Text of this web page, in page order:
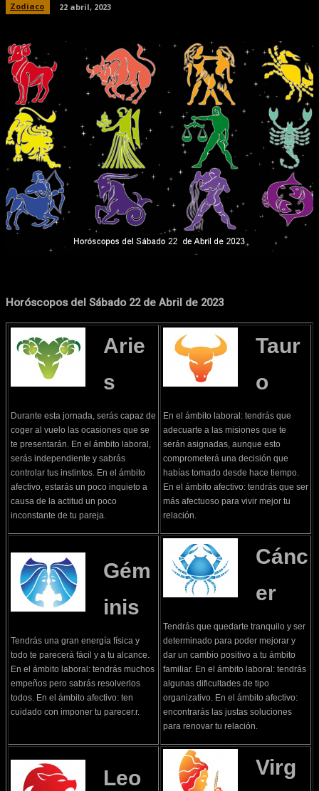
Zodiaco 22 abril, 2023
Facebook WhatsApp
Horóscopos del Sábado 22 de Abril de 2023
Arie
s
Durante esta jornada, serás capaz de
coger al vuelo las ocasiones que se
te presentarán. En el ámbito laboral,
serás independiente y sabrás
controlar tus instintos. En el ámbito
afectivo, estarás un poco inquieto a
causa de la actitud un poco
inconstante de tu pareja.
Taur
o
En el ámbito laboral: tendrás que
adecuarte a las misiones que te
serán asignadas, aunque esto
comprometerá una decisión que
habías tomado desde hace tiempo.
En el ámbito afectivo: tendrás que ser
más afectuoso para vivir mejor tu
relación.
Gém
inis
Tendrás una gran energía física y
todo te parecerá fácil y a tu alcance.
En el ámbito laboral: tendrás muchos
empeños pero sabrás resolverlos
todos. En el ámbito afectivo: ten
cuidado con imponer tu parecer.r.
Cánc
er
Tendrás que quedarte tranquilo y ser
determinado para poder mejorar y
dar un cambio positivo a tu ámbito
familiar. En el ámbito laboral: tendrás
algunas dificultades de tipo
organizativo. En el ámbito afectivo:
encontrarás las justas soluciones
para renovar tu relación.
Leo
Virg